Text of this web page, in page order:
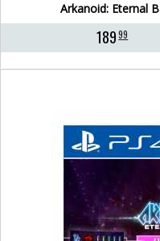
Arkanoid: Eternal
18999